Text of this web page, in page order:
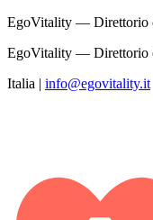
EgoVitality — Direttorio
EgoVitality — Direttorio
Italia | info@egovitality.it